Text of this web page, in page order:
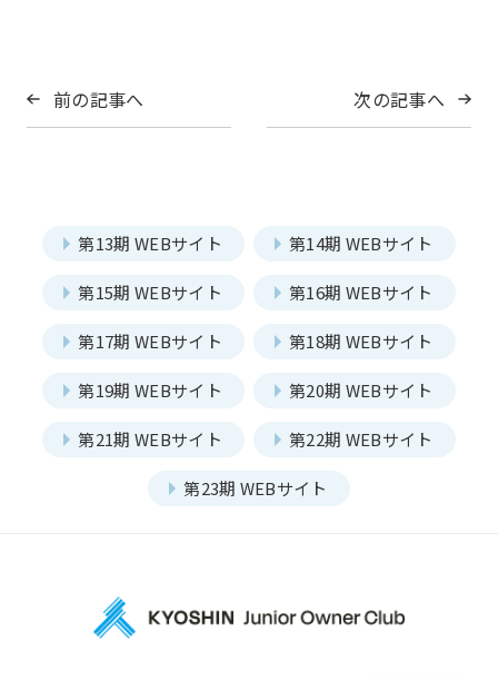
前の記事へ 次の記事へ
第13期 WEBサイト 第14期 WEBサイト
第15期 WEBサイト 第16期 WEBサイト
第17期 WEBサイト 第18期 WEBサイト
第19期 WEBサイト 第20期 WEBサイト
第21期 WEBサイト 第22期 WEBサイト
第23期 WEBサイト